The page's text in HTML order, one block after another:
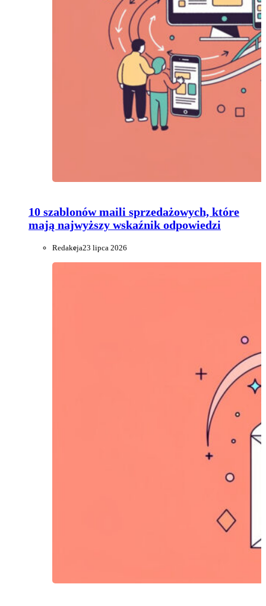
10 szablonów maili sprzedażowych, które
mają najwyższy wskaźnik odpowiedzi
Redakcja23 lipca 2026